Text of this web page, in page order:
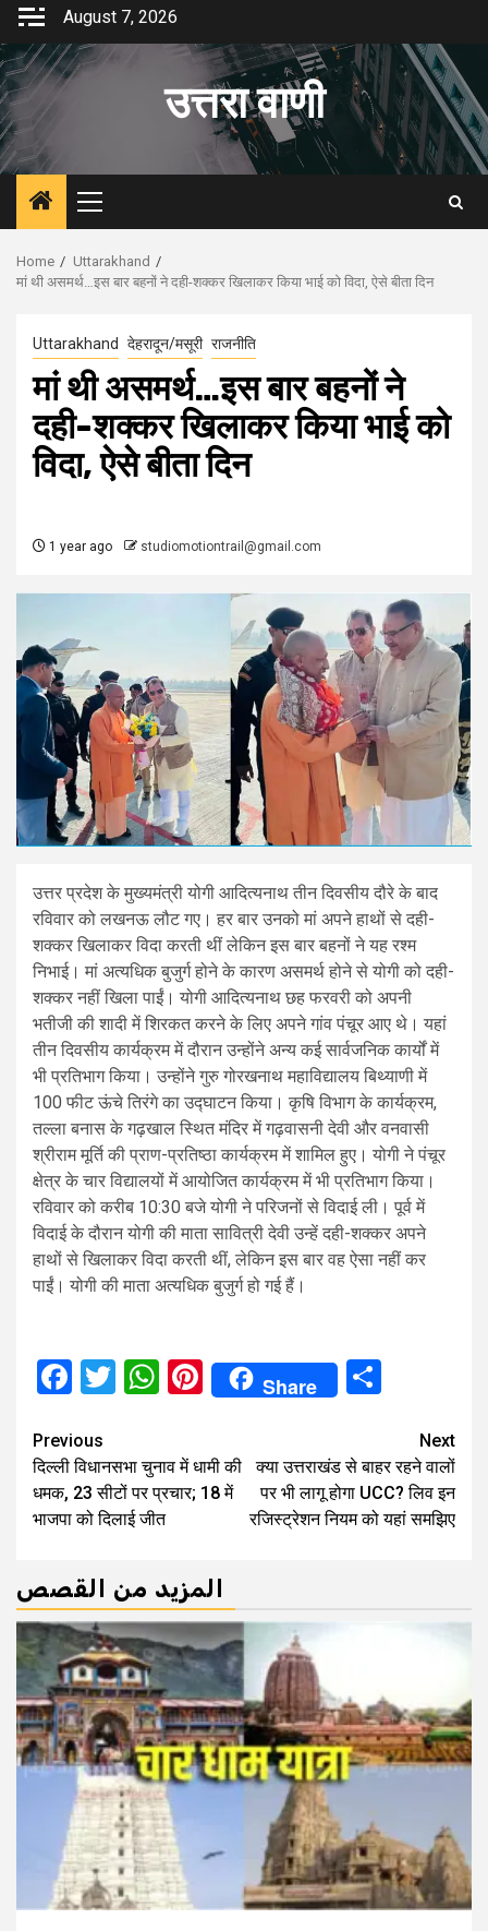
Skip
content
August 7, 2026
उत्तरा वाणी
Primary
Menu
Home
Uttarakhand
मां थी असमर्थ…इस बार बहनों ने दही-शक्कर खिलाकर किया भाई को विदा, ऐसे बीता दिन
Uttarakhand देहरादून/मसूरी राजनीति
मां थी असमर्थ…इस बार बहनों ने
दही-शक्कर खिलाकर किया भाई को
विदा, ऐसे बीता दिन
1 year ago studiomotiontrail@gmail.com
उत्तर प्रदेश के मुख्यमंत्री योगी आदित्यनाथ तीन दिवसीय दौरे के बाद
रविवार को लखनऊ लौट गए। हर बार उनको मां अपने हाथों से दही-
शक्कर खिलाकर विदा करती थीं लेकिन इस बार बहनों ने यह रश्म
निभाई। मां अत्यधिक बुजुर्ग होने के कारण असमर्थ होने से योगी को दही-
शक्कर नहीं खिला पाईं। योगी आदित्यनाथ छह फरवरी को अपनी
भतीजी की शादी में शिरकत करने के लिए अपने गांव पंचूर आए थे। यहां
तीन दिवसीय कार्यक्रम में दौरान उन्होंने अन्य कई सार्वजनिक कार्यों में
भी प्रतिभाग किया। उन्होंने गुरु गोरखनाथ महाविद्यालय बिथ्याणी में
100 फीट ऊंचे तिरंगे का उद्घाटन किया। कृषि विभाग के कार्यक्रम,
तल्ला बनास के गढ़खाल स्थित मंदिर में गढ़वासनी देवी और वनवासी
श्रीराम मूर्ति की प्राण-प्रतिष्ठा कार्यक्रम में शामिल हुए। योगी ने पंचूर
क्षेत्र के चार विद्यालयों में आयोजित कार्यक्रम में भी प्रतिभाग किया।
रविवार को करीब 10:30 बजे योगी ने परिजनों से विदाई ली। पूर्व में
विदाई के दौरान योगी की माता सावित्री देवी उन्हें दही-शक्कर अपने
हाथों से खिलाकर विदा करती थीं, लेकिन इस बार वह ऐसा नहीं कर
पाईं। योगी की माता अत्यधिक बुजुर्ग हो गई हैं।
Facebook
TwitterWhatsApp
Pinterest
Share
Continue
Reading
Previous
दिल्ली विधानसभा चुनाव में धामी की
धमक, 23 सीटों पर प्रचार; 18 में
भाजपा को दिलाई जीत
Next
क्या उत्तराखंड से बाहर रहने वालों
पर भी लागू होगा UCC? लिव इन
रजिस्ट्रेशन नियम को यहां समझिए
المزيد من القصص